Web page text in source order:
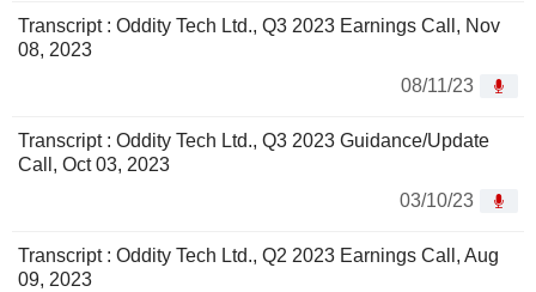
Transcript : Oddity Tech Ltd., Q3 2023 Earnings Call, Nov
08, 2023
08/11/23
Transcript : Oddity Tech Ltd., Q3 2023 Guidance/Update
Call, Oct 03, 2023
03/10/23
Transcript : Oddity Tech Ltd., Q2 2023 Earnings Call, Aug
09, 2023